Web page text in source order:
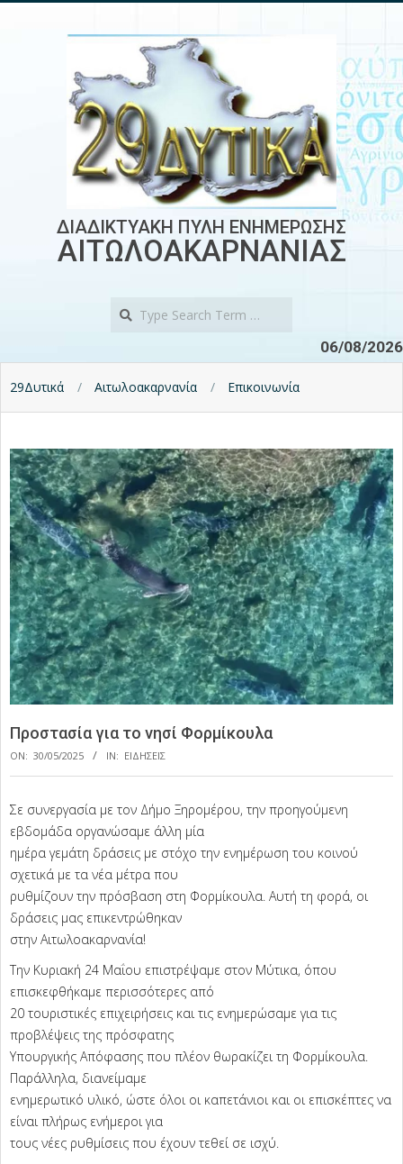
ΔΙΑΔΙΚΤΥΑΚΗ ΠΥΛΗ ΕΝΗΜΕΡΩΣΗΣ
ΑΙΤΩΛΟΑΚΑΡΝΑΝΙΑΣ
06/08/2026
29Δυτικά Αιτωλοακαρνανία Επικοινωνία
Προστασία για το νησί Φορμίκουλα
ON: 30/05/2025 IN: ΕΙΔΗΣΕΙΣ
Σε συνεργασία με τον Δήμο Ξηρομέρου, την προηγούμενη
εβδομάδα οργανώσαμε άλλη μία
ημέρα γεμάτη δράσεις με στόχο την ενημέρωση του κοινού
σχετικά με τα νέα μέτρα που
ρυθμίζουν την πρόσβαση στη Φορμίκουλα. Αυτή τη φορά, οι
δράσεις μας επικεντρώθηκαν
στην Αιτωλοακαρνανία!
Την Κυριακή 24 Μαΐου επιστρέψαμε στον Μύτικα, όπου
επισκεφθήκαμε περισσότερες από
20 τουριστικές επιχειρήσεις και τις ενημερώσαμε για τις
προβλέψεις της πρόσφατης
Υπουργικής Απόφασης που πλέον θωρακίζει τη Φορμίκουλα.
Παράλληλα, διανείμαμε
ενημερωτικό υλικό, ώστε όλοι οι καπετάνιοι και οι επισκέπτες να
είναι πλήρως ενήμεροι για
τους νέες ρυθμίσεις που έχουν τεθεί σε ισχύ.